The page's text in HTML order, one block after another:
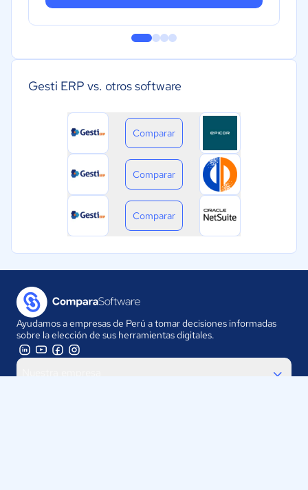
Gesti ERP vs. otros software
Comparar
Comparar
Comparar
Ayudamos a empresas de Perú a tomar decisiones informadas
sobre la elección de sus herramientas digitales.